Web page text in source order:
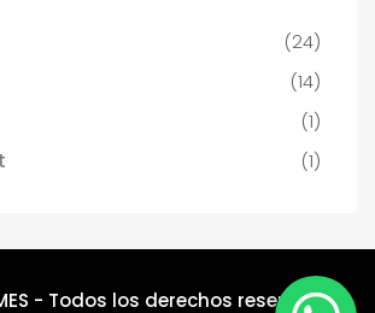
(24)
(14)
(1)
(1)
- Todos los derechos reservados